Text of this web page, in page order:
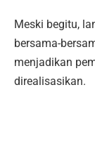
Meski begitu,
bersama-
menjadikan
direalisasikan.